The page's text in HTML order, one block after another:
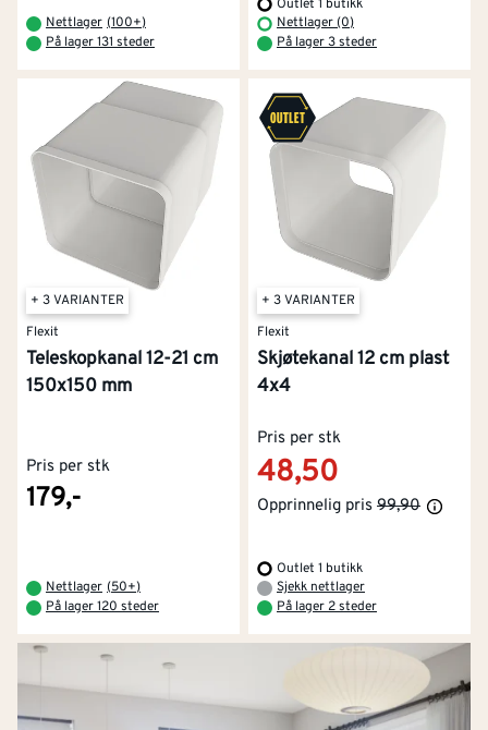
Nettlager (100+)
På lager 131 steder
Outlet 1 butikk
Nettlager (0)
På lager 3 steder
+ 3 VARIANTER
Flexit
Teleskopkanal 12-21 cm
150x150 mm
Pris per stk
179,-
Nettlager (50+)
På lager 120 steder
+ 3 VARIANTER
Flexit
Skjøtekanal 12 cm plast
4x4
Pris per stk
48,50
Opprinnelig pris 99,90
Outlet 1 butikk
Sjekk nettlager
På lager 2 steder